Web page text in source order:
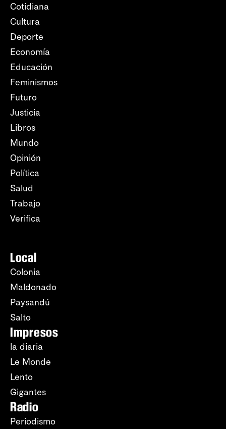
Cotidiana
Cultura
Deporte
Economía
Educación
Feminismos
Futuro
Justicia
Libros
Mundo
Opinión
Política
Salud
Trabajo
Verifica
Local
Colonia
Maldonado
Paysandú
Salto
Impresos
la diaria
Le Monde
Lento
Gigantes
Radio
Periodismo